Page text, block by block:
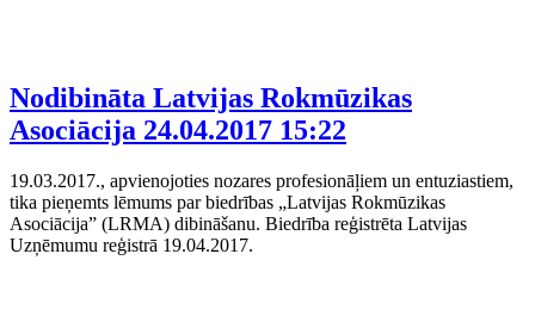
Nodibināta Latvijas Rokmūzikas
Asociācija 24.04.2017 15:22
19.03.2017., apvienojoties nozares profesionāļiem un entuziastiem,
tika pieņemts lēmums par biedrības „Latvijas Rokmūzikas
Asociācija” (LRMA) dibināšanu. Biedrība reģistrēta Latvijas
Uzņēmumu reģistrā 19.04.2017.